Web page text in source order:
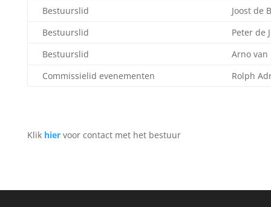
Bestuurslid
Joost de
Bestuurslid
Peter de
Bestuurslid
Arno van
Commissielid evenementen
Rolph
Klik hiervoor contact met het bestuur